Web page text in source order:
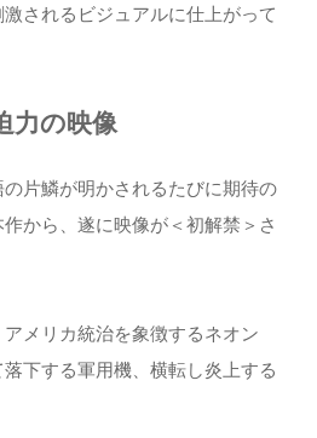
されるビジュアルに仕上がって
力の映像
片鱗が明かされるたびに期待の
から、遂に映像が＜初解禁＞さ
メリカ統治を象徴するネオン
下する軍用機、横転し炎上する